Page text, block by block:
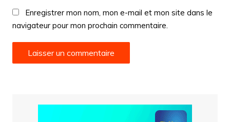
Enregistrer mon nom, mon e-mail et mon site dans le
navigateur pour mon prochain commentaire.